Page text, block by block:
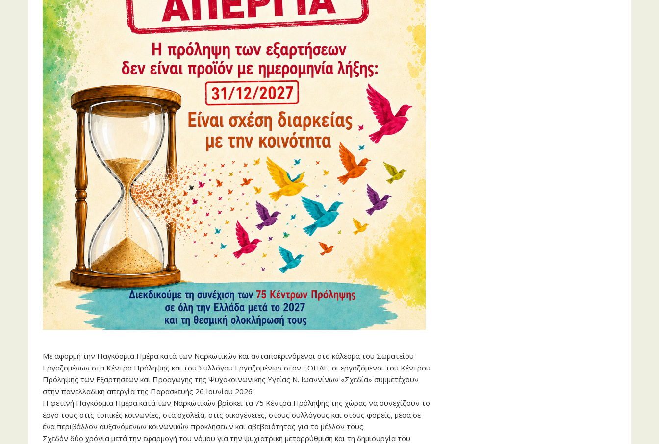
Με αφορμή την Παγκόσμια Ημέρα κατά των Ναρκωτικών και ανταποκρινόμενοι στο κάλεσμα του Σωματείου
Εργαζομένων στα Κέντρα Πρόληψης και του Συλλόγου Εργαζομένων στον ΕΟΠΑΕ, οι εργαζόμενοι του Κέντρου
Πρόληψης των Εξαρτήσεων και Προαγωγής της Ψυχοκοινωνικής Υγείας Ν. Ιωαννίνων «Σχεδία» συμμετέχουν
στην πανελλαδική απεργία της Παρασκευής 26 Ιουνίου 2026.
Η φετινή Παγκόσμια Ημέρα κατά των Ναρκωτικών βρίσκει τα 75 Κέντρα Πρόληψης της χώρας να συνεχίζουν το
έργο τους στις τοπικές κοινωνίες, στα σχολεία, στις οικογένειες, στους συλλόγους και στους φορείς, μέσα σε
ένα περιβάλλον αυξανόμενων κοινωνικών προκλήσεων και αβεβαιότητας για το μέλλον τους.
Σχεδόν δύο χρόνια μετά την εφαρμογή του νόμου για την ψυχιατρική μεταρρύθμιση και τη δημιουργία του